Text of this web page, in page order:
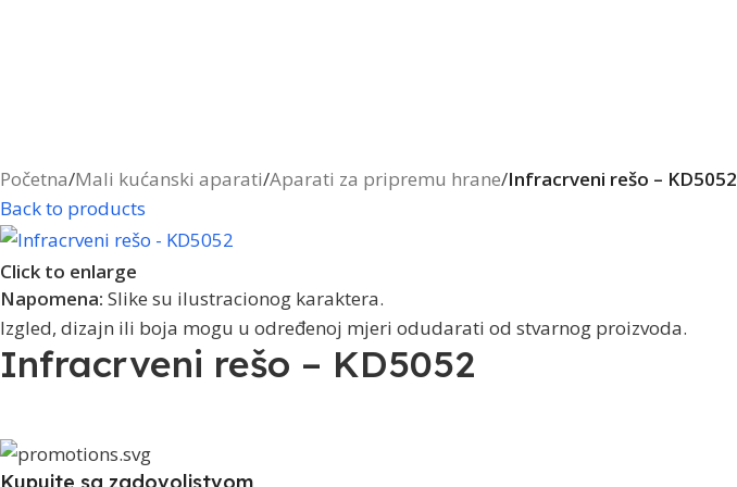
Početna/Mali kućanski aparati/Aparati za pripremu hrane/Infracrveni rešo – KD5052
Back to products
Click to enlarge
Napomena: Slike su ilustracionog karaktera.
Izgled, dizajn ili boja mogu u određenoj mjeri odudarati od stvarnog proizvoda.
Infracrveni rešo – KD5052